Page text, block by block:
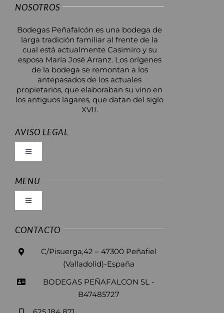
NOSOTROS
Bodegas Peñafalcón es una bodega de
larga tradición familiar al frente de la
cual está actualmente Casimiro y su
esposa María José Arranz. Los orígenes
de la bodega se remontan a los
antepasados de los actuales
propietarios, que elaboraban su vino en
los antiguos lagares, que datan del siglo
XVII.
AVISO LEGAL
Toggle
Envíos y Devoluciones
Formas de pago
Política de privacidad
Condiciones de uso
MENU
Toggle
Inicio
CONTACTO
C/Pisuerga,42 – 47300 Peñafiel
(Valladolid)-España
BODEGAS PEÑAFALCON SL -
B47485727